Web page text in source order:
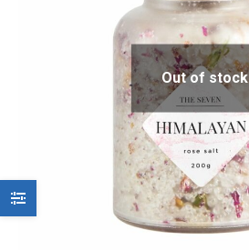
Out of stock